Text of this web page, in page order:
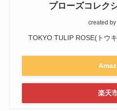
プローズコレク
created by
TOKYO TULIP ROSE(トウ
楽天